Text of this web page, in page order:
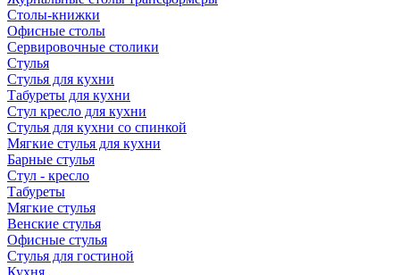
Столы-книжки
Офисные столы
Сервировочные столики
Стулья
Стулья для кухни
Табуреты для кухни
Стул кресло для кухни
Стулья для кухни со спинкой
Мягкие стулья для кухни
Барные стулья
Стул - кресло
Табуреты
Мягкие стулья
Венские стулья
Офисные стулья
Стулья для гостиной
Кухня